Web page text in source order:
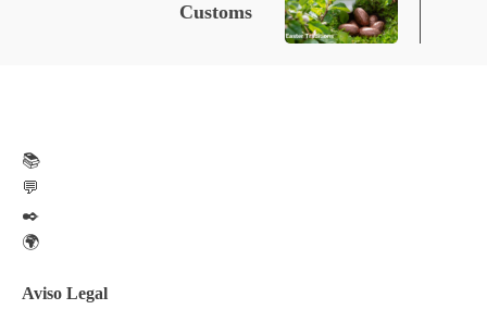
Customs
📚
💬
✒️
🌍
Aviso Legal